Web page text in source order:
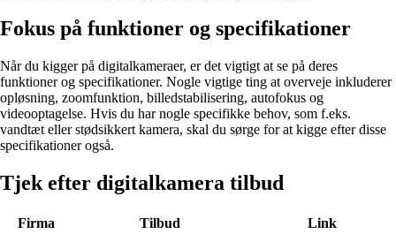
Fokus på funktioner og specifikationer
Når du kigger på digitalkameraer, er det vigtigt at se på deres
funktioner og specifikationer. Nogle vigtige ting at overveje inkluderer
opløsning, zoomfunktion, billedstabilisering, autofokus og
videooptagelse. Hvis du har nogle specifikke behov, som f.eks.
vandtæt eller stødsikkert kamera, skal du sørge for at kigge efter disse
specifikationer også.
Tjek efter digitalkamera tilbud
Firma Tilbud
Link